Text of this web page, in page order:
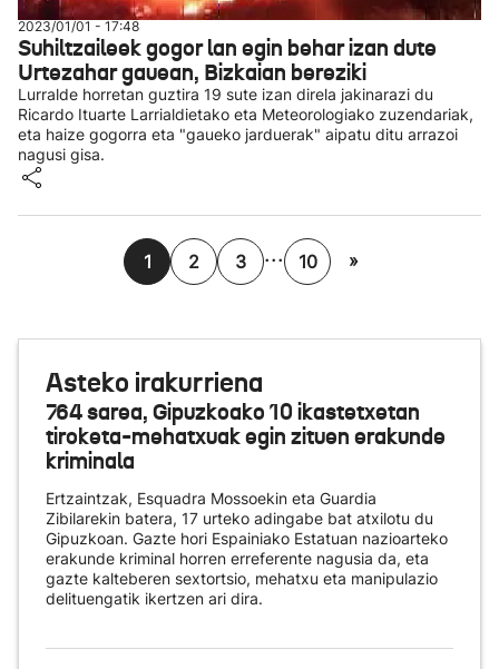
2023/01/01 - 17:48
Suhiltzaileek gogor lan egin behar izan dute
Urtezahar gauean, Bizkaian bereziki
Lurralde horretan guztira 19 sute izan direla jakinarazi du
Ricardo Ituarte Larrialdietako eta Meteorologiako zuzendariak,
eta haize gogorra eta "gaueko jarduerak" aipatu ditu arrazoi
nagusi gisa.
1 2 3 ... 10 »
Asteko irakurriena
764 sarea, Gipuzkoako 10 ikastetxetan
tiroketa-mehatxuak egin zituen erakunde
kriminala
Ertzaintzak, Esquadra Mossoekin eta Guardia
Zibilarekin batera, 17 urteko adingabe bat atxilotu du
Gipuzkoan. Gazte hori Espainiako Estatuan nazioarteko
erakunde kriminal horren erreferente nagusia da, eta
gazte kalteberen sextortsio, mehatxu eta manipulazio
delituengatik ikertzen ari dira.